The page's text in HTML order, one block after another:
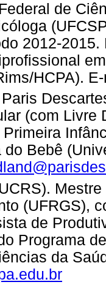
de
2012-
HCPA).
(com
do Bebê
(UFRGS),
de
Programa
da